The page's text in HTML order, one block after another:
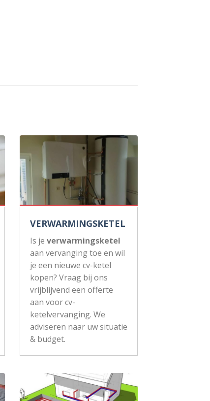
VERWARMINGSKETEL
Is je verwarmingsketel
aan vervanging toe en wil
je een nieuwe cv-ketel
kopen? Vraag bij ons
vrijblijvend een offerte
aan voor cv-
ketelvervanging. We
adviseren naar uw situatie
& budget.